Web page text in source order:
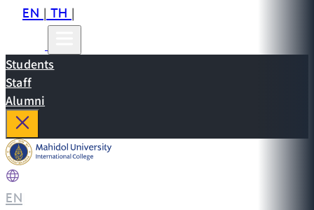
EN|TH|
Students
Staff
Alumni
EN